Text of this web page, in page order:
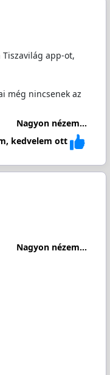
app-ot,
még nincsenek az
Nagyon nézem...
kedvelem ott
Nagyon nézem...